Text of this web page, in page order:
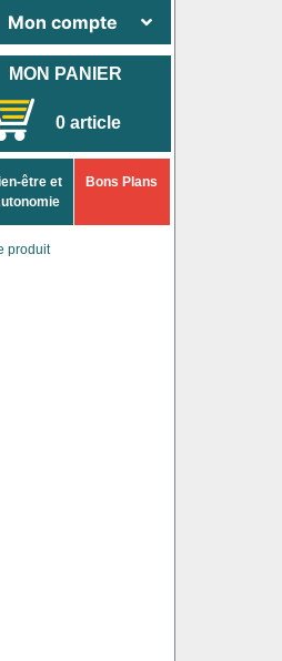
Mon compte
MON PANIER
0 article
être et
Bons Plans
produit